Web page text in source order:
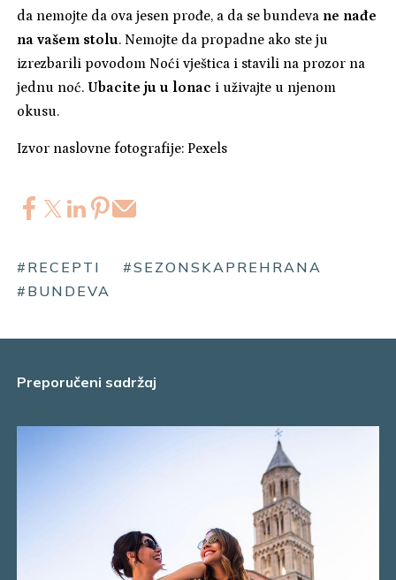
da nemojte da ova jesen prođe, a da se bundeva ne nađe
na vašem stolu. Nemojte da propadne ako ste ju
izrezbarili povodom Noći vještica i stavili na prozor na
jednu noć. Ubacite ju u lonac i uživajte u njenom
okusu.
Izvor naslovne fotografije: Pexels
#RECEPTI
#SEZONSKAPREHRANA
#BUNDEVA
Preporučeni sadržaj